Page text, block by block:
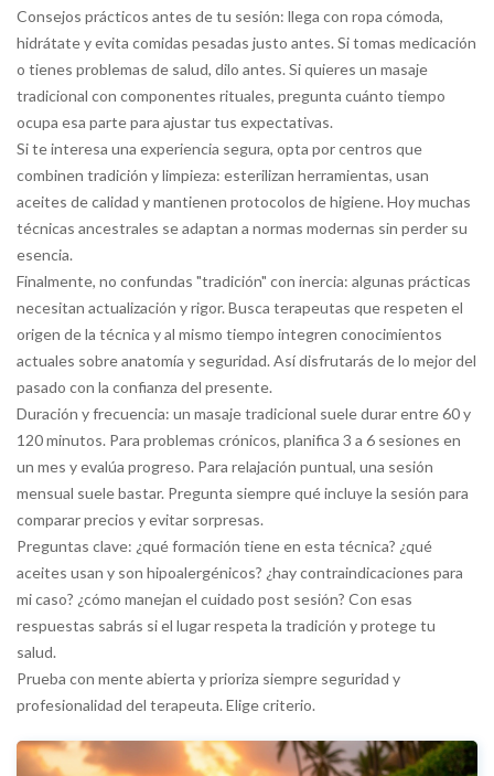
Consejos prácticos antes de tu sesión: llega con ropa cómoda,
hidrátate y evita comidas pesadas justo antes. Si tomas medicación
o tienes problemas de salud, dilo antes. Si quieres un masaje
tradicional con componentes rituales, pregunta cuánto tiempo
ocupa esa parte para ajustar tus expectativas.
Si te interesa una experiencia segura, opta por centros que
combinen tradición y limpieza: esterilizan herramientas, usan
aceites de calidad y mantienen protocolos de higiene. Hoy muchas
técnicas ancestrales se adaptan a normas modernas sin perder su
esencia.
Finalmente, no confundas "tradición" con inercia: algunas prácticas
necesitan actualización y rigor. Busca terapeutas que respeten el
origen de la técnica y al mismo tiempo integren conocimientos
actuales sobre anatomía y seguridad. Así disfrutarás de lo mejor del
pasado con la confianza del presente.
Duración y frecuencia: un masaje tradicional suele durar entre 60 y
120 minutos. Para problemas crónicos, planifica 3 a 6 sesiones en
un mes y evalúa progreso. Para relajación puntual, una sesión
mensual suele bastar. Pregunta siempre qué incluye la sesión para
comparar precios y evitar sorpresas.
Preguntas clave: ¿qué formación tiene en esta técnica? ¿qué
aceites usan y son hipoalergénicos? ¿hay contraindicaciones para
mi caso? ¿cómo manejan el cuidado post sesión? Con esas
respuestas sabrás si el lugar respeta la tradición y protege tu
salud.
Prueba con mente abierta y prioriza siempre seguridad y
profesionalidad del terapeuta. Elige criterio.